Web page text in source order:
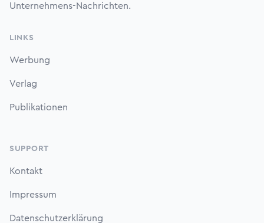
Unternehmens-Nachrichten.
LINKS
Werbung
Verlag
Publikationen
SUPPORT
Kontakt
Impressum
Datenschutzerklärung